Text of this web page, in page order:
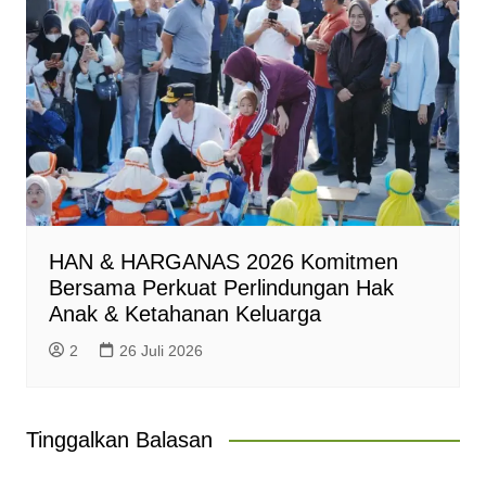
HAN & HARGANAS 2026 Komitmen
Bersama Perkuat Perlindungan Hak
Anak & Ketahanan Keluarga
2 26 Juli 2026
Tinggalkan Balasan